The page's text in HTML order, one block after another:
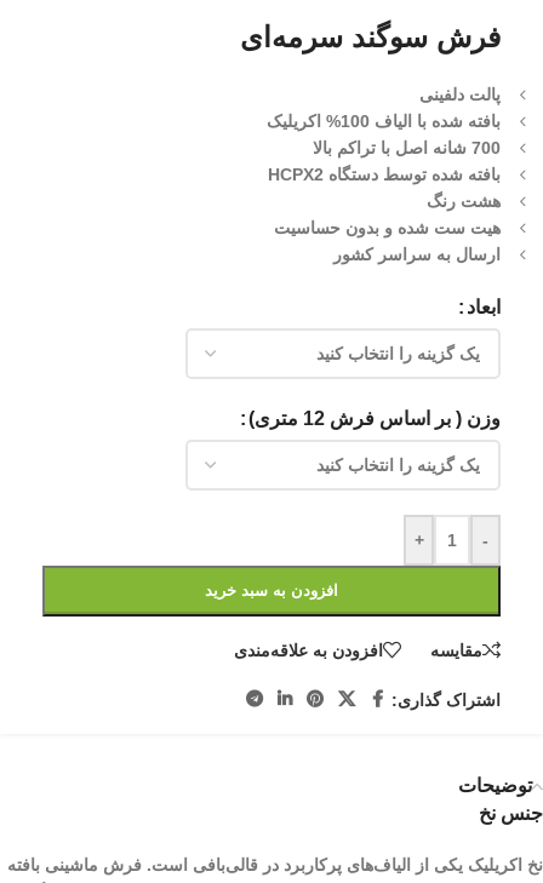
فرش سوگند سرمه‌ای
پالت دلفینی
بافته شده با الیاف 100% اکریلیک
700 شانه اصل با تراکم بالا
بافته شده توسط دستگاه HCPX2
هشت رنگ
هیت ست شده و بدون حساسیت
ارسال به سراسر کشور
ابعاد
وزن ( بر اساس فرش 12 متری)
-
+
افزودن به سبد خرید
مقایسه افزودن به علاقه‌مندی
اشتراک گذاری:
توضیحات
جنس نخ
نخ اکریلیک یکی از الیاف­‌های پرکاربرد در قالی‌بافی است. فرش ماشینی بافته